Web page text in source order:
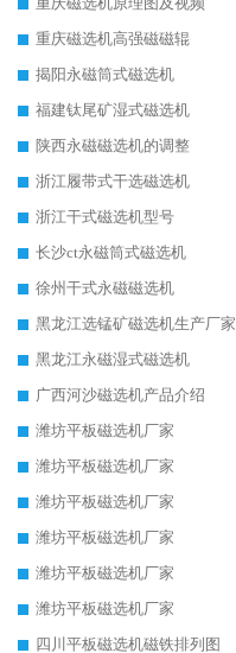
重庆磁选机高强磁磁辊
揭阳永磁筒式磁选机
福建钛尾矿湿式磁选机
陕西永磁磁选机的调整
浙江履带式干选磁选机
浙江干式磁选机型号
长沙ct永磁筒式磁选机
徐州干式永磁磁选机
黑龙江选锰矿磁选机生产厂家
黑龙江永磁湿式磁选机
广西河沙磁选机产品介绍
潍坊平板磁选机厂家
潍坊平板磁选机厂家
潍坊平板磁选机厂家
潍坊平板磁选机厂家
潍坊平板磁选机厂家
潍坊平板磁选机厂家
四川平板磁选机磁铁排列图